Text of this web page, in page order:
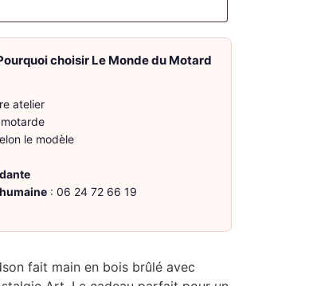
choisir Le Monde du Motard
atelier
le modèle
: 06 24 72 66 19
fait main en bois brûlé avec